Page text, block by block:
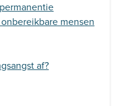
mensen
af?